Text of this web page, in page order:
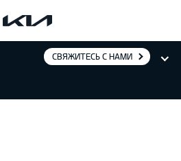
СВЯЖИТЕСЬ С НАМИ